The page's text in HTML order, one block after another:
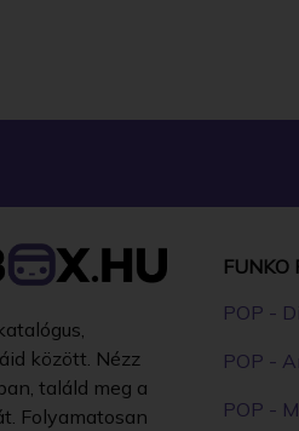
között. Nézz
találd meg a
Folyamatosan
FUNKO
POP -
POP -
POP -